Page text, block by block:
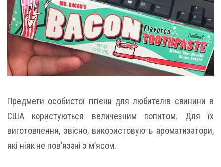
Предмети особистої гігієни для любителів свинини в
США користуються величезним попитом. Для їх
виготовлення, звісно, використовують ароматизатори,
які ніяк не пов’язані з м’ясом.